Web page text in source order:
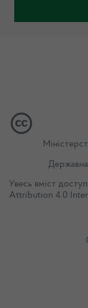
Увесь вміст
Attribution 4.0